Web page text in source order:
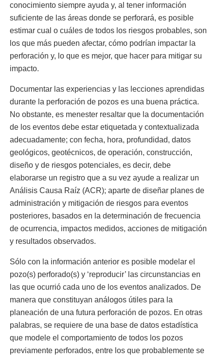
conocimiento siempre ayuda y, al tener información
suficiente de las áreas donde se perforará, es posible
estimar cual o cuáles de todos los riesgos probables, son
los que más pueden afectar, cómo podrían impactar la
perforación y, lo que es mejor, que hacer para mitigar su
impacto.
Documentar las experiencias y las lecciones aprendidas
durante la perforación de pozos es una buena práctica.
No obstante, es menester resaltar que la documentación
de los eventos debe estar etiquetada y contextualizada
adecuadamente; con fecha, hora, profundidad, datos
geológicos, geotécnicos, de operación, construcción,
diseño y de riesgos potenciales, es decir, debe
elaborarse un registro que a su vez ayude a realizar un
Análisis Causa Raíz (ACR); aparte de diseñar planes de
administración y mitigación de riesgos para eventos
posteriores, basados en la determinación de frecuencia
de ocurrencia, impactos medidos, acciones de mitigación
y resultados observados.
Sólo con la información anterior es posible modelar el
pozo(s) perforado(s) y ‘reproducir’ las circunstancias en
las que ocurrió cada uno de los eventos analizados. De
manera que constituyan análogos útiles para la
planeación de una futura perforación de pozos. En otras
palabras, se requiere de una base de datos estadística
que modele el comportamiento de todos los pozos
previamente perforados, entre los que probablemente se